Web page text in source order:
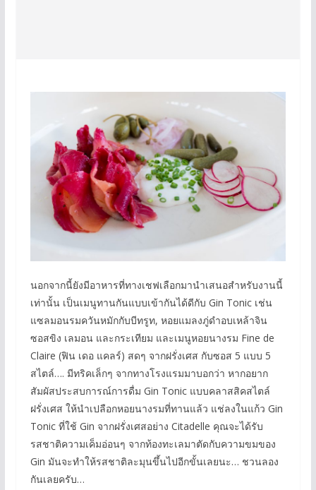
นอกจากนี้ยังมีอาหารที่ทางเชฟเลือกมานำเสนอสำหรับงานนี้
เท่านั้น เป็นเมนูทานกันแบบเข้ากันได้ดีกับ Gin Tonic เช่น
แซลมอนรมควันหมักกับบีทรูท, หอยแมลงภู่ดำอบเหล้าจิน
ซอสขิง เลมอน และกระเทียม และเมนูหอยนางรม Fine de
Claire (ฟิน เดอ แคลร์) สดๆ จากฝรั่งเศส กับซอส 5 แบบ 5
สไตล์…. มีทริคเล็กๆ จากทางโรงแรมมาบอกว่า หากอยาก
สัมผัสประสบการณ์การดื่ม Gin Tonic แบบคลาสสิคสไตล์
ฝรั่งเศส ให้นำเปลือกหอยนางรมที่ทานแล้ว แช่ลงในแก้ว Gin
Tonic ที่ใช้ Gin จากฝรั่งเศสอย่าง Citadelle คุณจะได้รับ
รสชาติความเค็มอ่อนๆ จากท้องทะเลมาตัดกับความขมของ
Gin มันจะทำให้รสชาติละมุนขึ้นไปอีกขั้นเลยนะ… ชวนลอง
กันเลยครับ…